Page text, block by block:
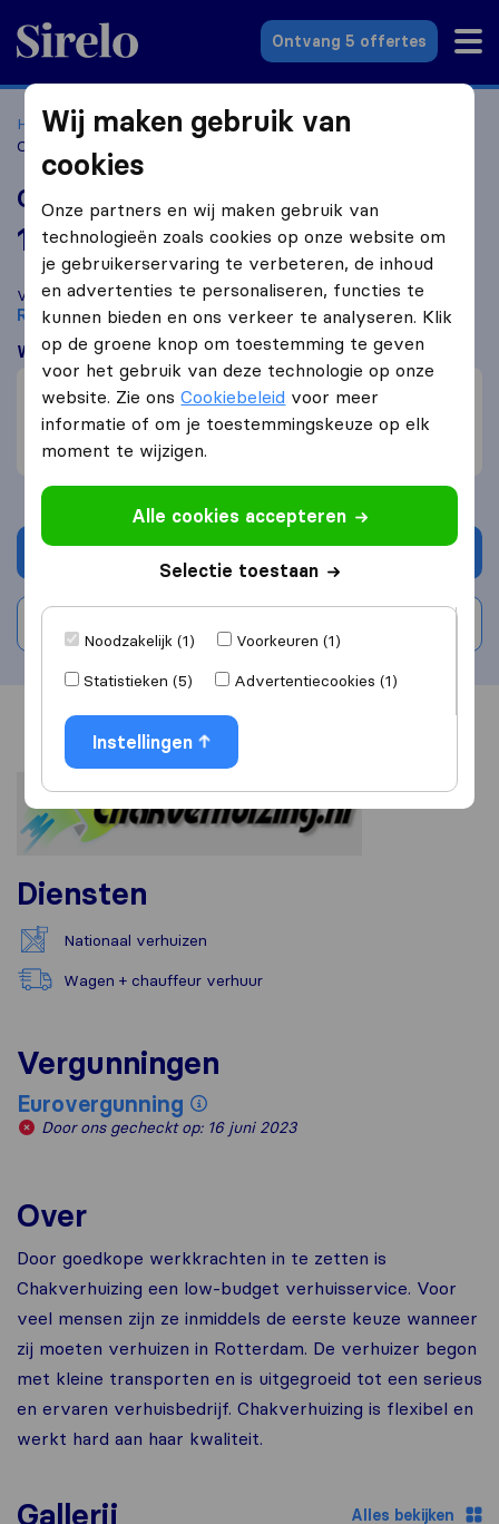
Sirelo.nl
Ontvang 5 offertes
Home Verhuisbedrijven
Verhuisbedrijven Rotterdam
Chakverhuizing
Chakverhuizing
10,0 gebaseerd op19
Sirelo en Google reviews
i
Vergelijk Chakverhuizing met andereverhuisbedrijvenuit
Rotterdam
Wat klanten zeggen
Professioneel (8)
Prijs (6)
Snelle verhuizing (5)
Vraag offerte aan
Overzicht Reviews
Diensten
Nationaal verhuizen
Wagen + chauffeur verhuur
Vergunningen
Eurovergunning
Door ons gecheckt op: 16 juni 2023
Over
Door goedkope werkkrachten in te zetten is
Chakverhuizing een low-budget verhuisservice. Voor
veel mensen zijn ze inmiddels de eerste keuze wanneer
zij moeten verhuizen in Rotterdam. De verhuizer begon
met kleine transporten en is uitgegroeid tot een serieus
en ervaren verhuisbedrijf. Chakverhuizing is flexibel en
werkt hard aan haar kwaliteit.
Gallerij Alles bekijken
Wij maken gebruik van
cookies
Onze partners en wij maken gebruik van
technologieën zoals cookies op onze website om
je gebruikerservaring te verbeteren, de inhoud
en advertenties te personaliseren, functies te
kunnen bieden en ons verkeer te analyseren. Klik
op de groene knop om toestemming te geven
voor het gebruik van deze technologie op onze
website. Zie onsCookiebeleid voor meer
informatie of om je toestemmingskeuze op elk
moment te wijzigen.
Alle cookies accepteren
Selectie toestaan
Noodzakelijk (1)
Voorkeuren (1)
Statistieken (5)
Advertentiecookies (1)
Instellingen